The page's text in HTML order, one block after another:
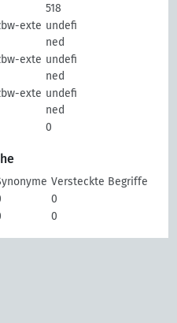
518
exte undefi
ned
exte undefi
ned
exte undefi
ned
0
Versteckte Begriffe
0
0